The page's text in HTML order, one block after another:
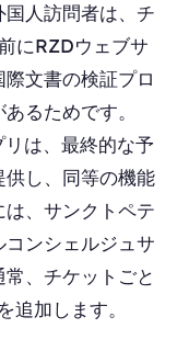
人訪問者は、チ
にRZDウェブサ
文書の検証プロ
るためです。
は、最終的な予
し、同等の機能
、サンクトペテ
ンシェルジュサ
、チケットごと
追加します。